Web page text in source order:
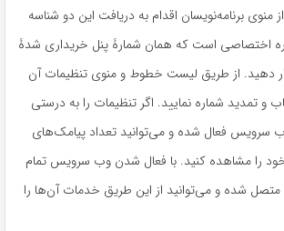
منوی برنامه‌نویسان اقدام به دریافت این دو شناسه
اختصاصی است که همان شمارۀ پنل خریداری شدۀ
دهید. از طریق لیست خطوط و منوی تنظیمات آن
و تمدید شماره نمایید. اگر تنظیمات را به درستی
سرویس فعال شده و می‌توانید تعداد پیامک‌های
را مشاهده کنید. با فعال شدن وب سرویس تمام
متصل شده و می‌توانید از این طریق خدمات‌‌ آن‌ها را